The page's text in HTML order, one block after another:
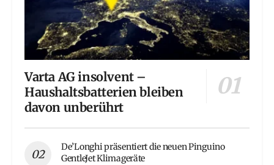
Varta AG insolvent –
Haushaltsbatterien bleiben
davon unberührt
De’Longhi präsentiert die neuen Pinguino
GentleJet Klimageräte